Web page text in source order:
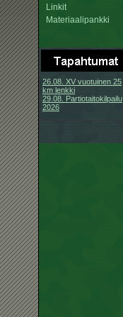
Linkit
Materiaalipankki
26.08. XV vuotuinen 25
km lenkki
29.08. Partiotaitokilpailu
2026